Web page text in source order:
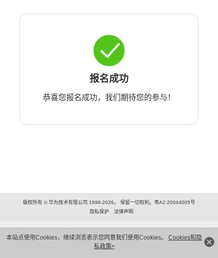
本站点使用Cookies，继续浏览表示您同意我们使用Cookies。 Cookies和隐
私政策>
报名成功
恭喜您报名成功，我们期待您的参与！
版权所有 © 华为技术有限公司 1998-2026。 保留一切权利。粤A2-20044005号
隐私保护
法律声明